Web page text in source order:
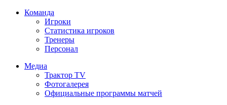
Команда
Игроки
Статистика игроков
Тренеры
Персонал
Медиа
Трактор TV
Фотогалерея
Официальные программы матчей